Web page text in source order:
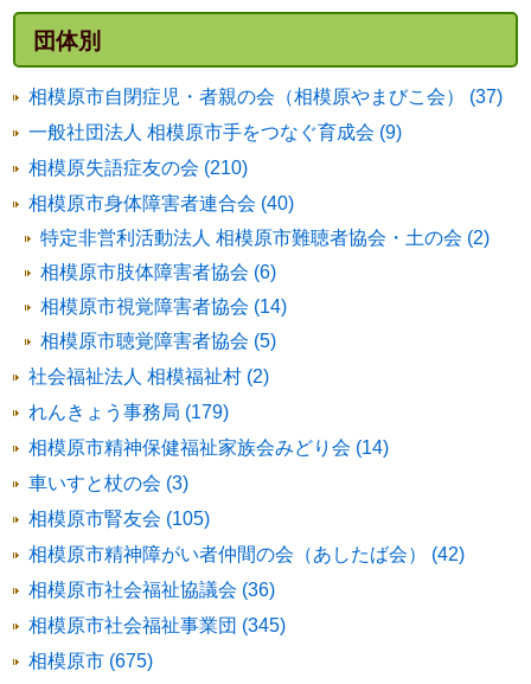
団体別
相模原市自閉症児・者親の会（相模原やまびこ会） (37)
一般社団法人 相模原市手をつなぐ育成会 (9)
相模原失語症友の会 (210)
相模原市身体障害者連合会 (40)
特定非営利活動法人 相模原市難聴者協会・土の会 (2)
相模原市肢体障害者協会 (6)
相模原市視覚障害者協会 (14)
相模原市聴覚障害者協会 (5)
社会福祉法人 相模福祉村 (2)
れんきょう事務局 (179)
相模原市精神保健福祉家族会みどり会 (14)
車いすと杖の会 (3)
相模原市腎友会 (105)
相模原市精神障がい者仲間の会（あしたば会） (42)
相模原市社会福祉協議会 (36)
相模原市社会福祉事業団 (345)
相模原市 (675)